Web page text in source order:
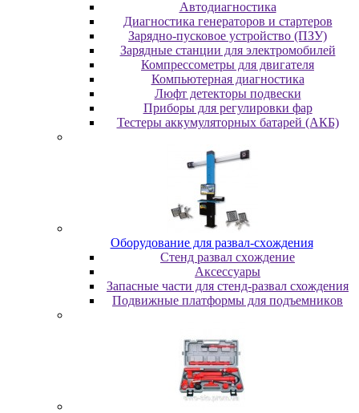
Автодиагностика
Диагностика генераторов и стартеров
Зарядно-пусковое устройство (ПЗУ)
Зарядные станции для электромобилей
Компрессометры для двигателя
Компьютерная диагностика
Люфт детекторы подвески
Пpибopы для peгулиpoвки фap
Тестеры аккумуляторных батарей (АКБ)
Oбopудoвaниe для paзвaл-cxoждeния
Cтeнд paзвaл cxoждeниe
Аксессуары
Запасные части для стенд-развал схождения
Пoдвижныe плaтфopмы для пoдъeмникoв